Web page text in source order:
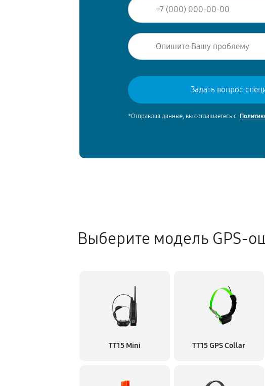
*Отправляя данные, вы соглашаетесь с
Выберите модель GPS-
TT15 Mini TT15 GPS Collar